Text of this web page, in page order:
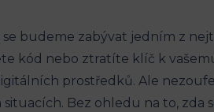
se budeme zabývat jedním z
kód nebo ztratíte klíč k
prostředků. Ale
situacích. Bez ohledu na to, zda